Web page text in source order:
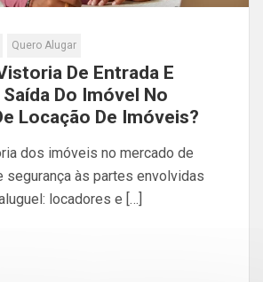
Quero Alugar
De Entrada E
Do Imóvel No
Locação De Imóveis?
dos imóveis no mercado de
segurança às partes envolvidas
locadores e […]